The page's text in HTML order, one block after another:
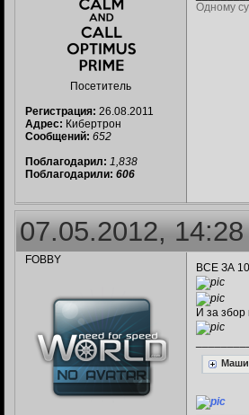
Посетитель
Регистрация: 26.08.2011
Адрес: Кибертрон
Сообщений: 652
Поблагодарил: 1,838
Поблагодарили: 606
Одному
07.05.2012, 14:28
FOBBY
ВСЕ ЗА
И за